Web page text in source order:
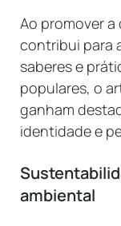
Ao promover
contribui para
saberes e
populares, o
ganham
identidade e
ambiental